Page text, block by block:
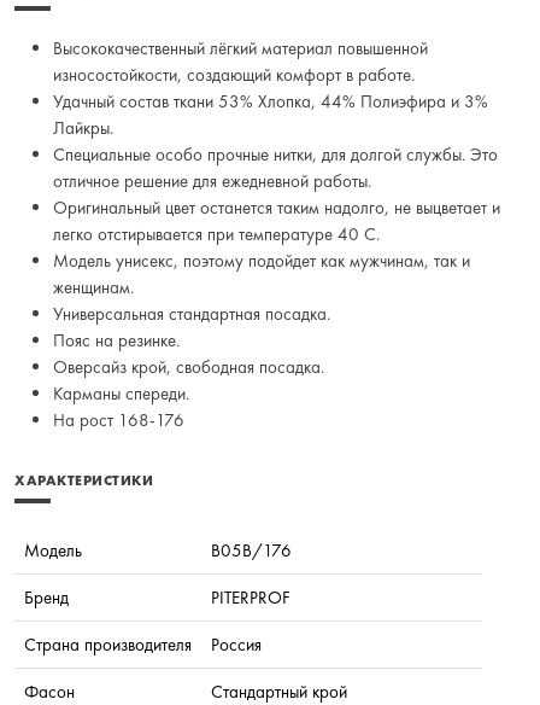
Высококачественный лёгкий материал повышенной
износостойкости, создающий комфорт в работе.
Удачный состав ткани 53% Хлопка, 44% Полиэфира и 3%
Лайкры.
Специальные особо прочные нитки, для долгой службы. Это
отличное решение для ежедневной работы.
Оригинальный цвет останется таким надолго, не выцветает и
легко отстирывается при температуре 40 С.
Модель унисекс, поэтому подойдет как мужчинам, так и
женщинам.
Универсальная стандартная посадка.
Пояс на резинке.
Оверсайз крой, свободная посадка.
Карманы спереди.
На рост 168-176
ХАРАКТЕРИСТИКИ
Модель
B05B/176
Бренд
PITERPROF
Страна производителя
Россия
Фасон
Стандартный крой